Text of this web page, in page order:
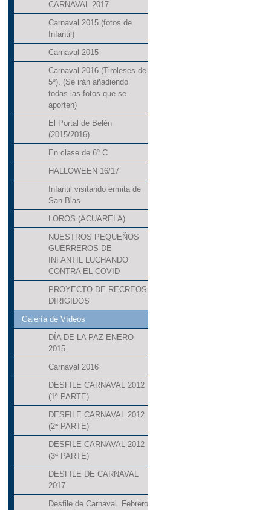
CARNAVAL 2017
Carnaval 2015 (fotos de
Infantil)
Carnaval 2015
Carnaval 2016 (Tiroleses de
5º). (Se irán añadiendo
todas las fotos que se
aporten)
El Portal de Belén
(2015/2016)
En clase de 6º C
HALLOWEEN 16/17
Infantil visitando ermita de
San Blas
LOROS (ACUARELA)
NUESTROS PEQUEÑOS
GUERREROS DE
INFANTIL LUCHANDO
CONTRA EL COVID
PROYECTO DE RECREOS
DIRIGIDOS
Galería de Vídeos
DÍA DE LA PAZ ENERO
2015
Carnaval 2016
DESFILE CARNAVAL 2012
(1ª PARTE)
DESFILE CARNAVAL 2012
(2ª PARTE)
DESFILE CARNAVAL 2012
(3ª PARTE)
DESFILE DE CARNAVAL
2017
Desfile de Carnaval. Febrero